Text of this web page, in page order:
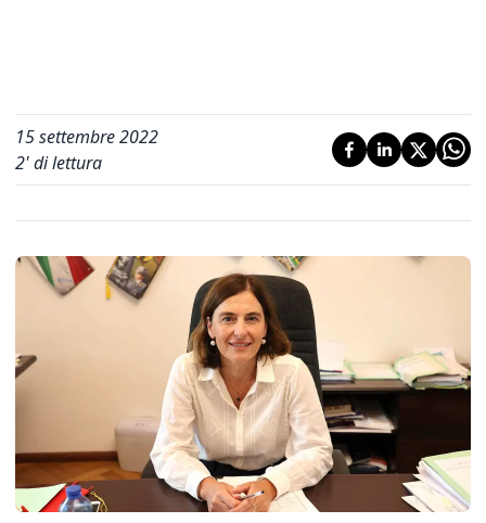
15 settembre 2022
2' di lettura